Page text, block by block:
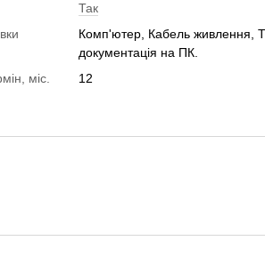
Так
Комп'ютер, Кабель живлення,
документація на ПК.
міс.
12